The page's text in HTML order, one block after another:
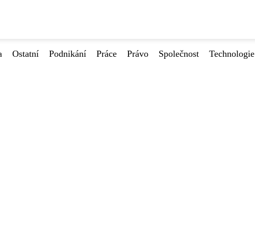
Ostatní Podnikání Práce Právo Společnost Technologie